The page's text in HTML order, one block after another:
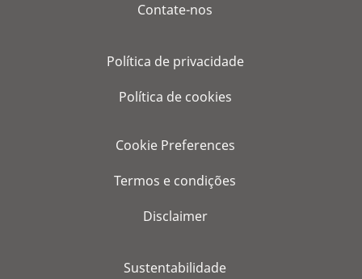
Contate-nos
Política de privacidade
Política de cookies
Cookie Preferences
Termos e condições
Disclaimer
Sustentabilidade